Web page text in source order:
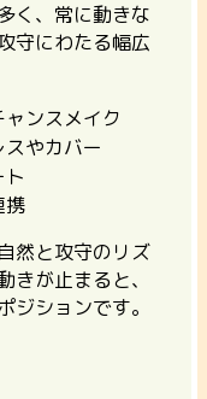
く、常に動きな
守にわたる幅広
ンスメイク
やカバー
携
然と攻守のリズ
が止まると、
ジションです。